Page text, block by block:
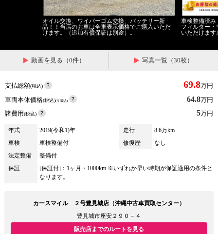
オイル交換、ワイパーゴム交換、バッテリー新
品！！当店のお車は全車表示価格でご購入いただ
けます。（追加有償保証は別途）。
車検整備済み
フィルター
いただけます
動画を見る（0件） 写真一覧（30枚）
支払総額(税込) 69.8万円
車両本体価格(税込)(リ済込) 64.8万円
諸費用(税込) 5万円
年式 2019(令和1)年 走行
8.6万km
車検
車検整備付 修復歴
なし
法定整備
整備付
保証
[保証付]：1ヶ月・1000km ※いずれか早い時期が保証適用の条件と
なります。
カースマイル ２号豊見城店（沖縄中古車買取センター）
豊見城市座安２９０－４
販売店までのルートを見る